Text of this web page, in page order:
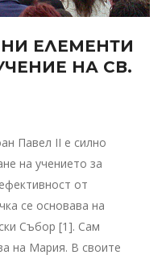
ЕЛЕМЕНТИ
НА СВ.
Павел II е силно
на учението за
от
се основава на
Събор [1]. Сам
на Мария. В своите